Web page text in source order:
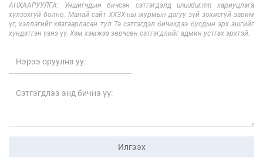
АНХААРУУЛГА: Уншигчдын бичсэн сэтгэгдэлд unuudur.mn хариуцлага
хүлээхгүй болно. Манай сайт ХХЗХ-ны журмын дагуу зүй зохисгүй зарим
үг, хэллэгийг хязгаарласан тул Та сэтгэгдэл бичихдээ бусдын эрх ашгийг
хүндэтгэн үзнэ үү. Хэм хэмжээ зөрчсөн сэтгэгдлийг админ устгах эрхтэй.
Илгээх